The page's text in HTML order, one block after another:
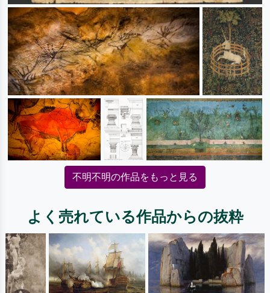
不明不明の作品をもっと見る
よく売れている作品からの抜粋